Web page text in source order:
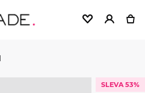
SLEVA 53%